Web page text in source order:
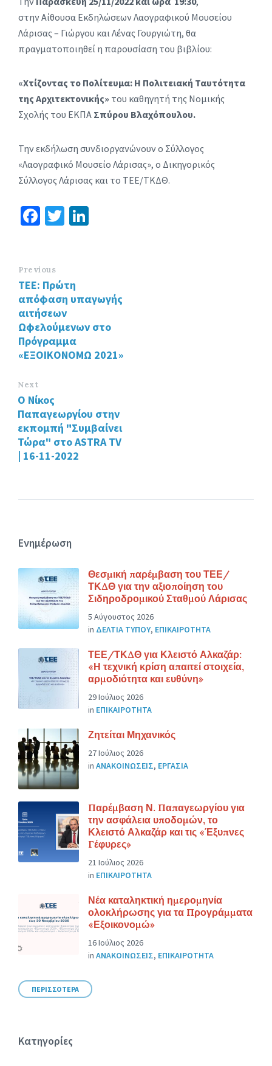
στην Αίθουσα Εκδηλώσεων Λαογραφικού Μουσείου
Λάρισας – Γιώργου και Λένας Γουργιώτη, θα
πραγματοποιηθεί η παρουσίαση του βιβλίου:
«Χτίζοντας το Πολίτευμα: Η Πολιτειακή Ταυτότητα
της Αρχιτεκτονικής» του καθηγητή της Νομικής
Σχολής του ΕΚΠΑ Σπύρου Βλαχόπουλου.
Την εκδήλωση συνδιοργανώνουν ο Σύλλογος
«Λαογραφικό Μουσείο Λάρισας», ο Δικηγορικός
Σύλλογος Λάρισας και το ΤΕΕ/ΤΚΔΘ.
Fa
o
o
k
T
n
Previous
ΤΕΕ: Πρώτη
απόφαση υπαγωγής
αιτήσεων
Ωφελούμενων στο
Πρόγραμμα
«ΕΞΟΙΚΟΝΟΜΩ 2021»
Next
Ο Νίκος
Παπαγεωργίου στην
εκπομπή "Συμβαίνει
Τώρα" στο ASTRA TV
| 16-11-2022
Ενημέρωση
Θεσμική παρέμβαση του ΤΕΕ/
ΤΚΔΘ για την αξιοποίηση του
Σιδηροδρομικού Σταθμού Λάρισας
5 Αύγουστος 2026
in ΔΕΛΤΙΑ ΤΥΠΟΥ, ΕΠΙΚΑΙΡΟΤΗΤΑ
ΤΕΕ/ΤΚΔΘ για Κλειστό Αλκαζάρ:
«Η τεχνική κρίση απαιτεί στοιχεία,
αρμοδιότητα και ευθύνη»
29 Ιούλιος 2026
in ΕΠΙΚΑΙΡΟΤΗΤΑ
Ζητείται Μηχανικός
27 Ιούλιος 2026
in ΑΝΑΚΟΙΝΩΣΕΙΣ, ΕΡΓΑΣΙΑ
Παρέμβαση Ν. Παπαγεωργίου για
την ασφάλεια υποδομών, το
Κλειστό Αλκαζάρ και τις «Έξυπνες
Γέφυρες»
21 Ιούλιος 2026
in ΕΠΙΚΑΙΡΟΤΗΤΑ
Νέα καταληκτική ημερομηνία
ολοκλήρωσης για τα Προγράμματα
«Εξοικονομώ»
16 Ιούλιος 2026
in ΑΝΑΚΟΙΝΩΣΕΙΣ, ΕΠΙΚΑΙΡΟΤΗΤΑ
ΠΕΡΙΣΣΟΤΕΡΑ
Κατηγορίες